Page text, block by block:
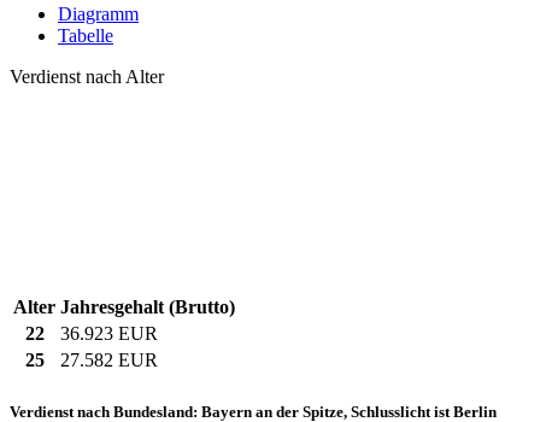
Diagramm
Tabelle
Verdienst nach Alter
Alter Jahresgehalt (Brutto)
22
36.923 EUR
25
27.582 EUR
Verdienst nach Bundesland: Bayern an der Spitze, Schlusslicht ist Berlin